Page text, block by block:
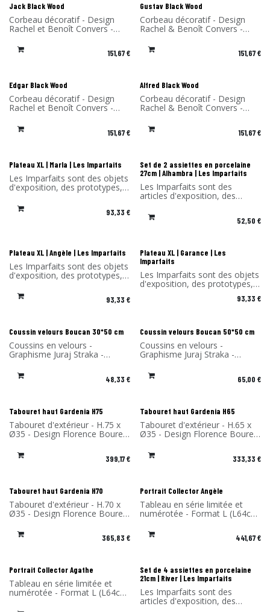
Jack Black Wood
Corbeau décoratif - Design
Rachel et Benoît Convers -
en France
151,67€
Gustav Black Wood
Corbeau décoratif - Design
Rachel & Benoît Convers -
en France
151,67€
Edgar Black Wood
Corbeau décoratif - Design
Rachel et Benoît Convers -
en France
151,67€
Alfred Black Wood
Corbeau décoratif - Design
Rachel & Benoît Convers -
en France
151,67€
-30% Les Imparfaits
Plateau XL | Marla | Les Imparfaits
Les Imparfaits sont des objets
d'exposition, des prototypes,
des fins de série ou
comportant un léger défaut.
Vous bénéficiez de -30% sur
93,33 € -30% Les Imparfaits
Set de 2 assiettes en porcelaine
27cm | Alhambra | Les Imparfaits
Les Imparfaits sont des
articles d'exposition, des
prototypes, des fins de série
ou des articles présentant un
défaut mineur.
cette sélection. Vendu sans
l'emballage d'origine.
52,50 €
-30% Les Imparfaits
Plateau XL | Angèle | Les Imparfaits
Les Imparfaits sont des objets
d'exposition, des prototypes,
des fins de série ou
comportant un léger défaut.
Vous bénéficiez de -30% sur
d'origine, ni patère d'accroche.
93,33 € -30% Les Imparfaits
Plateau XL | Garance | Les
Imparfaits
Les Imparfaits sont des objets
d'exposition, des prototypes,
des fins de série ou
comportant un léger défaut.
Vendu sans l'emballage
d'origine, ni patère d'accroche.
93,33 €
Nouveau !
Coussin velours Boucan 30*50 cm
Coussins en velours -
Graphisme Juraj Straka -
Design Ibride - Matériau:
Velours - Fabriqué en France
48,33 €
Nouveau !
Coussin velours Boucan 50*50 cm
Coussins en velours -
Graphisme Juraj Straka -
Design Ibride - Matériau:
Velours - Fabriqué en France
65,00 €
Nouveau !
Tabouret haut Gardenia H75
Tabouret d'extérieur - H.75 x
Ø35 - Design Florence Bourel
- Matériau: Stratifié compact -
Fabriqué en France
399,17€
Nouveau !
Tabouret haut Gardenia H65
Tabouret d'extérieur - H.65 x
Ø35 - Design Florence Bourel
- Matériau: Stratifié compact -
Fabriqué en France
333,33 €
Nouveau !
Tabouret haut Gardenia H70
Tabouret d'extérieur - H.70 x
Ø35 - Design Florence Bourel
- Matériau: Stratifié compact -
Fabriqué en France
365,83 €
Portrait Collector Angèle
Tableau en série limitée et
numérotée - Format L (L64cm
x H.85 x P4 cm) - Design
Rachel & Benoît Convers -
Matériau: Cadre en stratifié
en France
441,67€
Portrait Collector Agathe
Tableau en série limitée et
numérotée - Format L (L64cm
Set de 4 assiettes en porcelaine
21cm | River | Les Imparfaits
Les Imparfaits sont des
articles d'exposition, des